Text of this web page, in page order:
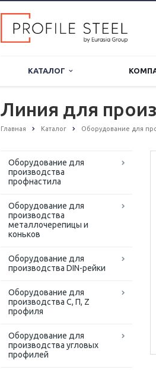
КАТАЛОГ
Линия для
Главная Каталог Оборудование для
Оборудование для
производства
профнастила
Оборудование для
производства
металлочерепицы и
коньков
Оборудование для
производства DIN-рейки
Оборудование для
производства С, П, Z
профиля
Оборудование для
производства угловых
профилей